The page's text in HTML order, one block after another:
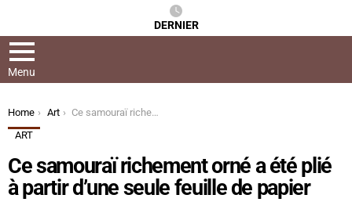
DERNIER
Menu
You are here:
Home Art
Ce samouraï richement orné a été plié à partir d’une seule feuille de papier
ART
Ce samouraï richement orné a été plié
à partir d’une seule feuille de papier